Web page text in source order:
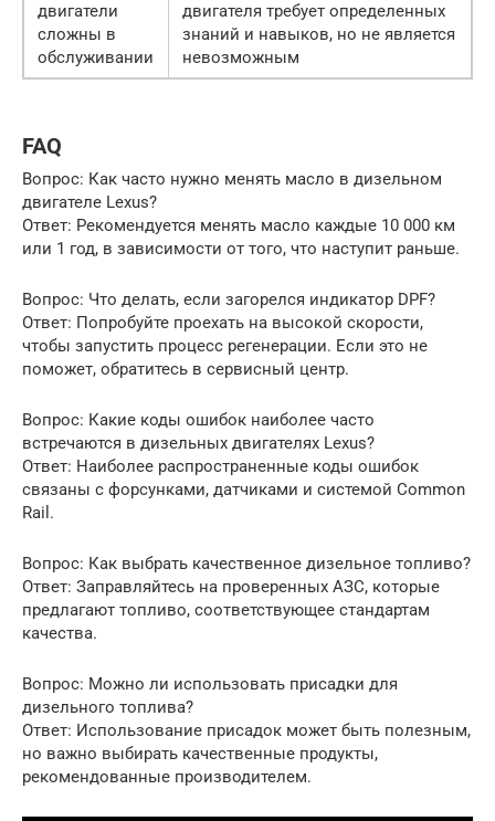
двигатели
сложны в
обслуживании
двигателя требует определенных
знаний и навыков, но не является
невозможным
FAQ
Вопрос: Как часто нужно менять масло в дизельном
двигателе Lexus?
Ответ: Рекомендуется менять масло каждые 10 000 км
или 1 год, в зависимости от того, что наступит раньше.
Вопрос: Что делать, если загорелся индикатор DPF?
Ответ: Попробуйте проехать на высокой скорости,
чтобы запустить процесс регенерации. Если это не
поможет, обратитесь в сервисный центр.
Вопрос: Какие коды ошибок наиболее часто
встречаются в дизельных двигателях Lexus?
Ответ: Наиболее распространенные коды ошибок
связаны с форсунками, датчиками и системой Common
Rail.
Вопрос: Как выбрать качественное дизельное топливо?
Ответ: Заправляйтесь на проверенных АЗС, которые
предлагают топливо, соответствующее стандартам
качества.
Вопрос: Можно ли использовать присадки для
дизельного топлива?
Ответ: Использование присадок может быть полезным,
но важно выбирать качественные продукты,
рекомендованные производителем.